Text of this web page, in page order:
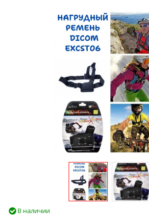
В наличии